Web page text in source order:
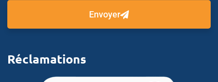
Envoyer
Réclamations